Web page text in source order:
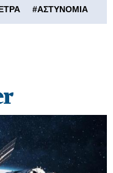
#ΑΣΤΥΝΟΜΙΑ